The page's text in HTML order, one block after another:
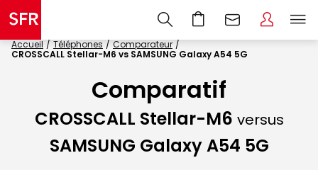
Accueil Téléphones
Comparateur
CROSSCALL Stellar-M6 vs SAMSUNG Galaxy A54 5G
Comparatif
CROSSCALL Stellar-M6 versus
SAMSUNG Galaxy A54 5G